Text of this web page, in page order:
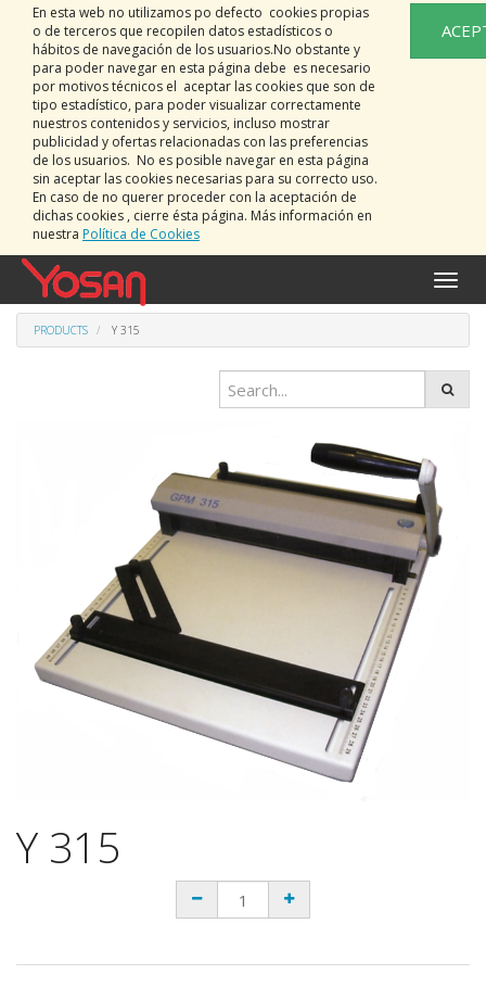
En esta web no utilizamos po defecto cookies propias
o de terceros que recopilen datos estadísticos o
hábitos de navegación de los usuarios.No obstante y
para poder navegar en esta página debe es necesario
por motivos técnicos el aceptar las cookies que son de
tipo estadístico, para poder visualizar correctamente
nuestros contenidos y servicios, incluso mostrar
publicidad y ofertas relacionadas con las preferencias
de los usuarios. No es posible navegar en esta página
sin aceptar las cookies necesarias para su correcto uso.
En caso de no querer proceder con la aceptación de
dichas cookies , cierre ésta página. Más información en
nuestra Política de Cookies
Toggle
PRODUCTS Y 315
Y 315